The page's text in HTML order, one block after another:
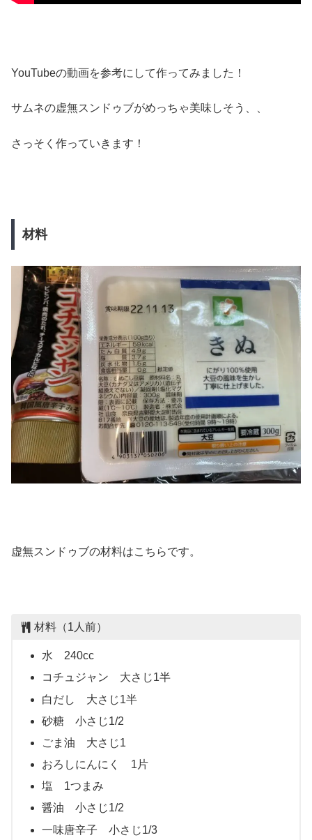
YouTubeの動画を参考にして作ってみました！
サムネの虚無スンドゥブがめっちゃ美味しそう、、
さっそく作っていきます！
材料
虚無スンドゥブの材料はこちらです。
材料（1人前）
水 240cc
コチュジャン 大さじ1半
白だし 大さじ1半
砂糖 小さじ1/2
ごま油 大さじ1
おろしにんにく 1片
塩 1つまみ
醤油 小さじ1/2
一味唐辛子 小さじ1/3